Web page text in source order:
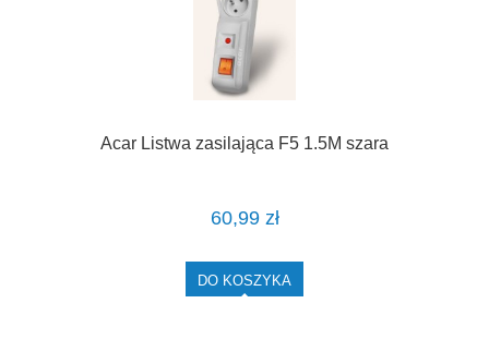
Acar Listwa zasilająca F5 1.5M szara
60,99 zł
DO KOSZYKA